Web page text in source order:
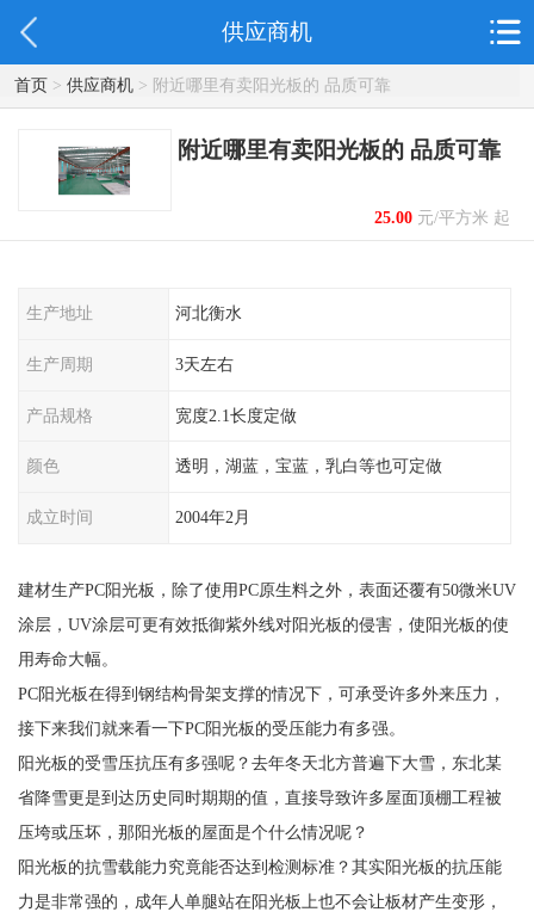
供应商机
首页> 供应商机> 附近哪里有卖阳光板的 品质可靠
附近哪里有卖阳光板的 品质可靠
25.00元/平方米 起
生产地址 河北衡水
生产周期 3天左右
产品规格 宽度2.1长度定做
颜色 透明，湖蓝，宝蓝，乳白等也可定做
成立时间 2004年2月
建材生产PC阳光板，除了使用PC原生料之外，表面还覆有50微米UV
涂层，UV涂层可更有效抵御紫外线对阳光板的侵害，使阳光板的使
用寿命大幅。
PC阳光板在得到钢结构骨架支撑的情况下，可承受许多外来压力，
接下来我们就来看一下PC阳光板的受压能力有多强。
阳光板的受雪压抗压有多强呢？去年冬天北方普遍下大雪，东北某
省降雪更是到达历史同时期期的值，直接导致许多屋面顶棚工程被
压垮或压坏，那阳光板的屋面是个什么情况呢？
阳光板的抗雪载能力究竟能否达到检测标准？其实阳光板的抗压能
力是非常强的，成年人单腿站在阳光板上也不会让板材产生变形，